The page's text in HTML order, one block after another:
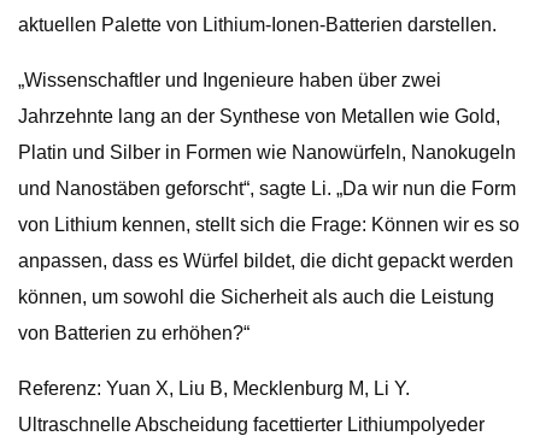
aktuellen Palette von Lithium-Ionen-Batterien darstellen.
„Wissenschaftler und Ingenieure haben über zwei
Jahrzehnte lang an der Synthese von Metallen wie Gold,
Platin und Silber in Formen wie Nanowürfeln, Nanokugeln
und Nanostäben geforscht“, sagte Li. „Da wir nun die Form
von Lithium kennen, stellt sich die Frage: Können wir es so
anpassen, dass es Würfel bildet, die dicht gepackt werden
können, um sowohl die Sicherheit als auch die Leistung
von Batterien zu erhöhen?“
Referenz: Yuan X, Liu B, Mecklenburg M, Li Y.
Ultraschnelle Abscheidung facettierter Lithiumpolyeder